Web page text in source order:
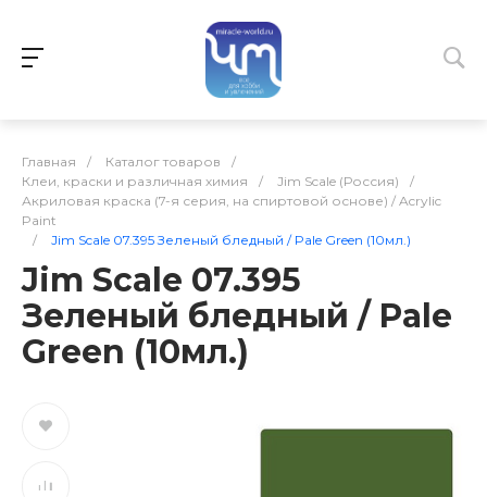
Главная / Каталог товаров
/
Клеи, краски и различная химия
/ Jim Scale (Россия)
/
Акриловая краска (7-я серия, на спиртовой основе) / Acrylic
Paint
/
Jim Scale 07.395 Зеленый бледный / Pale Green (10мл.)
Jim Scale 07.395
Зеленый бледный / Pale
Green (10мл.)